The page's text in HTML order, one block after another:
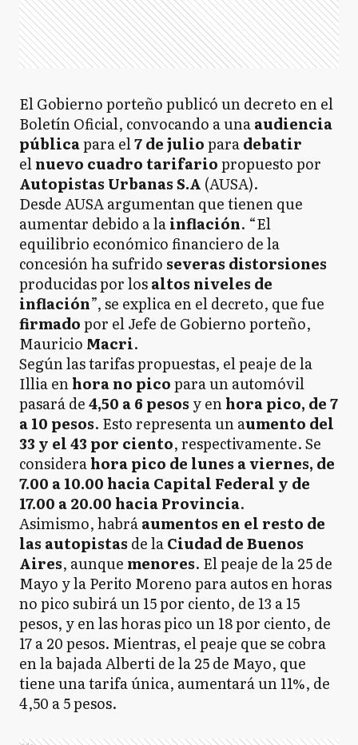
El Gobierno porteño publicó un decreto en el
Boletín Oficial, convocando a unaaudiencia
públicapara el7 de julioparadebatir
elnuevo cuadro tarifariopropuesto por
Autopistas Urbanas S.A (AUSA).
Desde AUSA argumentan que tienen que
aumentar debido a lainflación. “El
equilibrio económico financiero de la
concesión ha sufrido severas distorsiones
producidas por losaltos niveles de
inflación”, se explica en el decreto, que fue
firmadopor el Jefe de Gobierno porteño,
Mauricio Macri.
Según las tarifas propuestas, el peaje de la
Illia enhora no picopara un automóvil
pasará de4,50 a 6 pesos y enhora pico, de 7
a 10 pesos. Esto representa un aumento del
33 y el 43 por ciento, respectivamente. Se
considerahora pico de lunes a viernes, de
7.00 a 10.00 hacia Capital Federal y de
17.00 a 20.00 hacia Provincia.
Asimismo, habráaumentos en el resto de
las autopistas de laCiudad de Buenos
Aires, aunque menores. El peaje de la 25 de
Mayo y la Perito Moreno para autos en horas
no pico subirá un 15 por ciento, de 13 a 15
pesos, y en las horas pico un 18 por ciento, de
17 a 20 pesos. Mientras, el peaje que se cobra
en la bajada Alberti de la 25 de Mayo, que
tiene una tarifa única, aumentará un 11%, de
4,50 a 5 pesos.